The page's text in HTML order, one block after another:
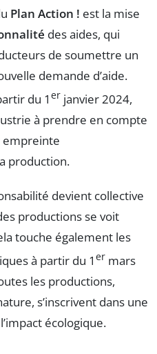
Plan Action ! est la mise
des aides, qui
de soumettre un
demande d’aide.
du 1 er janvier 2024,
à prendre en compte
empreinte
production.
devient collective
productions se voit
touche également les
à partir du 1 er mars
les productions,
s’inscrivent dans une
écologique.